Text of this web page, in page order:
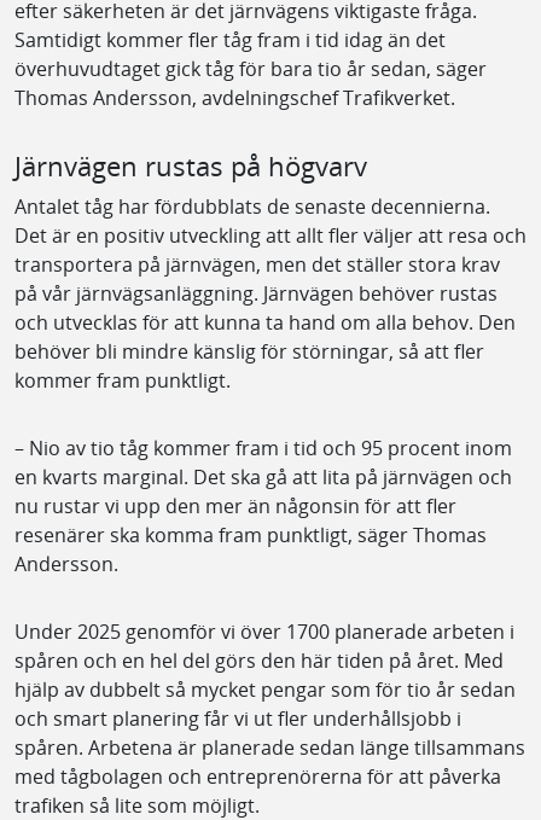
efter säkerheten är det järnvägens viktigaste fråga.
Samtidigt kommer fler tåg fram i tid idag än det
överhuvudtaget gick tåg för bara tio år sedan, säger
Thomas Andersson, avdelningschef Trafikverket.
Järnvägen rustas på högvarv
Antalet tåg har fördubblats de senaste decennierna.
Det är en positiv utveckling att allt fler väljer att resa och
transportera på järnvägen, men det ställer stora krav
på vår järnvägsanläggning. Järnvägen behöver rustas
och utvecklas för att kunna ta hand om alla behov. Den
behöver bli mindre känslig för störningar, så att fler
kommer fram punktligt.
– Nio av tio tåg kommer fram i tid och 95 procent inom
en kvarts marginal. Det ska gå att lita på järnvägen och
nu rustar vi upp den mer än någonsin för att fler
resenärer ska komma fram punktligt, säger Thomas
Andersson.
Under 2025 genomför vi över 1700 planerade arbeten i
spåren och en hel del görs den här tiden på året. Med
hjälp av dubbelt så mycket pengar som för tio år sedan
och smart planering får vi ut fler underhållsjobb i
spåren. Arbetena är planerade sedan länge tillsammans
med tågbolagen och entreprenörerna för att påverka
trafiken så lite som möjligt.